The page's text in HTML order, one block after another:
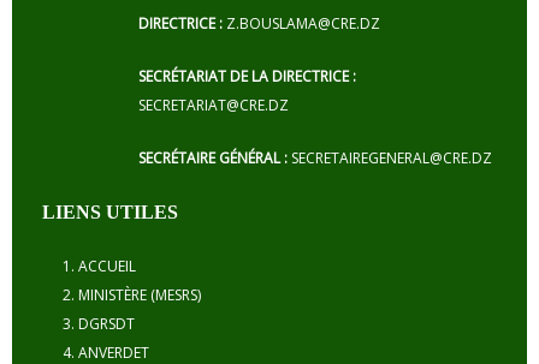
DIRECTRICE : Z.BOUSLAMA@CRE.DZ
SECRÉTARIAT DE LA DIRECTRICE :
SECRETARIAT@CRE.DZ
SECRÉTAIRE GÉNÉRAL : SECRETAIREGENERAL@CRE.DZ
LIENS UTILES
ACCUEIL
MINISTÈRE (MESRS)
DGRSDT
ANVERDET